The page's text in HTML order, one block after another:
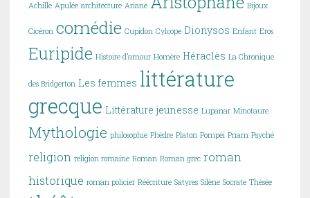
Achille Apulée architecture Ariane Bijoux
Cicéron comédie Cupidon Cylcope Dionysos Enfant Eros
Euripide Histoire d’amour Homère Héraclès La Chronique
des Bridgerton Les femmes littérature
grecque Littérature jeunesse Lupanar Minotaure
Mythologie philosophie Phèdre Platon Pompéi Priam Psyché
religion religion romaine Roman Roman grec roman
historique roman policier Réécriture Satyres Silène Socrate Thésée